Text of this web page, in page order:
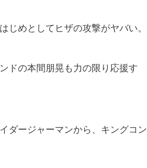
じめとしてヒザの攻撃がヤバい。
ドの本間朋晃も力の限り応援す
ダージャーマンから、キングコン